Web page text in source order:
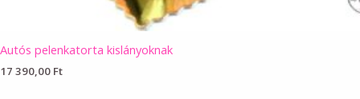
Autós pelenkatorta kislányoknak
17 390,00 Ft